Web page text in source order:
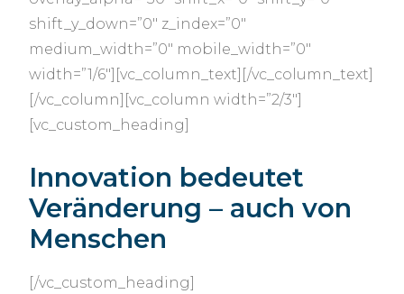
shift_y_down=”0″ z_index=”0″
medium_width=”0″ mobile_width=”0″
width=”1/6″][vc_column_text][/vc_column_text]
[/vc_column][vc_column width=”2/3″]
[vc_custom_heading]
Innovation bedeutet
Veränderung – auch von
Menschen
[/vc_custom_heading]